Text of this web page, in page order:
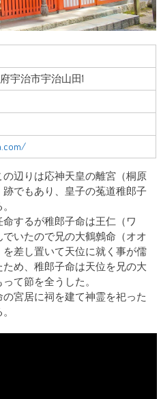
府宇治市宇治山田1
辺りは応神天皇の離宮（桐原
でもあり、皇子の菟道稚郎子
するが稚郎子命は王仁（ワ
いたので兄の大鶴鷯命（オオ
差し置いて天位に就く事が儒
め、稚郎子命は天位を兄の大
て節を全うした。
宮居に祠を建て神霊を祀った